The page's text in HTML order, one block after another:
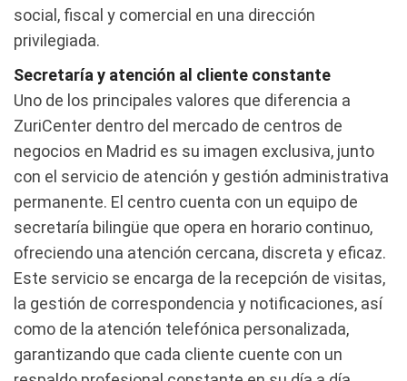
social, fiscal y comercial en una dirección
privilegiada.
Secretaría y atención al cliente constante
Uno de los principales valores que diferencia a
ZuriCenter dentro del mercado de centros de
negocios en Madrid es su imagen exclusiva, junto
con el servicio de atención y gestión administrativa
permanente. El centro cuenta con un equipo de
secretaría bilingüe que opera en horario continuo,
ofreciendo una atención cercana, discreta y eficaz.
Este servicio se encarga de la recepción de visitas,
la gestión de correspondencia y notificaciones, así
como de la atención telefónica personalizada,
garantizando que cada cliente cuente con un